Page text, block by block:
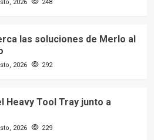
2026
248
las soluciones de Merlo al
2026
292
Heavy Tool Tray junto a
2026
229